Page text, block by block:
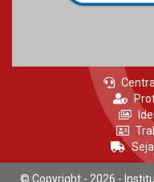
© Copyright - 2026 -